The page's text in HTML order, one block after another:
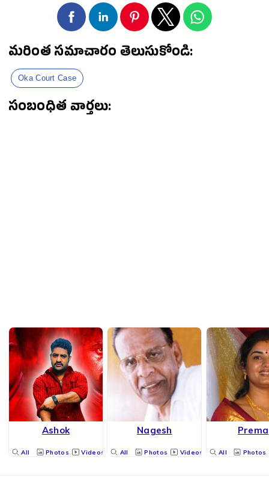
మరింత సమాచారం తెలుసుకోండి:
Oka Court Case
సంబంధిత వార్తలు:
Ashok
All Photos Videos
Nagesh
All Photos Videos
Prema
All Photos